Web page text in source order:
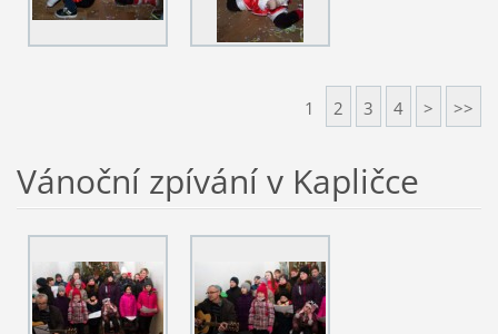
1 2 3 4 > >>
Vánoční zpívání v Kapličce